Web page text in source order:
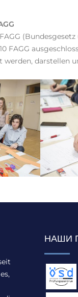
10 FAGG
darstellen
НАШИ